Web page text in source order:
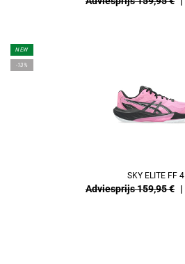
NEW
-13%
SKY ELITE FF 4
Adviesprijs 159,95 € |